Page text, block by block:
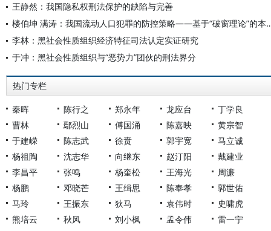
王静然：我国隐私权刑法保护的缺陷与完善
楼伯坤 满涛：我国流动人口犯
李林：黑社会性质组织经济特征司法认定实证研究
于冲：黑社会性质组织与“恶势力”团伙的刑法界分
热门专栏
秦晖 陈行之 郑永年 龙应台
丁学良
曹林
鄢烈山 傅国涌 陈嘉映
黄宗智
于建嵘
陈志武 徐贲 郭宇宽
马立诚
杨祖陶
沈志华 向继东 赵汀阳
戴建业
李昌平
张鸣 杨奎松 王海光
周濂
杨鹏
邓晓芒 王缉思 陈奉孝
郭世佑
马玲
王振东 狄马 袁伟时
史啸虎
熊培云
秋风 刘小枫 孟令伟
雷一宁